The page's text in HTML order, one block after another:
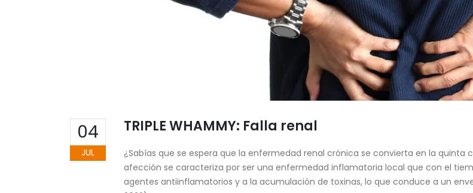
04
JUL
TRIPLE WHAMMY: Falla renal
¿Sabías que se espera que la enfermedad renal crónica se convierta en la quinta
afección se caracteriza por ser una enfermedad inflamatoria local que con el
agentes antiinflamatorios y a la acumulación de toxinas, lo que conduce a un